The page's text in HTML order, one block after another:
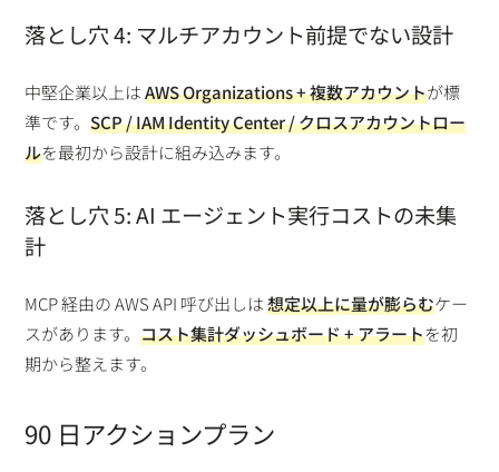
落とし穴 4: マルチアカウント前提でない設計
中堅企業以上はAWS Organizations + 複数アカウントが標
準です。SCP / IAM Identity Center / クロスアカウントロー
ルを最初から設計に組み込みます。
落とし穴 5: AI エージェント実行コストの未集
計
MCP 経由の AWS API 呼び出しは想定以上に量が膨らむケー
スがあります。コスト集計ダッシュボード + アラートを初
期から整えます。
90 日アクションプラン